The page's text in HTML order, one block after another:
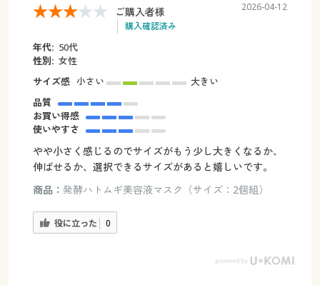
ご購入者様
購入確認済み
2026-04-12
年代: 50代
性別: 女性
サイズ感 小さい
大きい
品質
お買い得感
使いやすさ
やや小さく感じるのでサイズがもう少し大きくなるか、
伸ばせるか、選択できるサイズがあると嬉しいです。
商品： 発酵ハトムギ美容液マスク（サイズ：2個組）
役に立った 0